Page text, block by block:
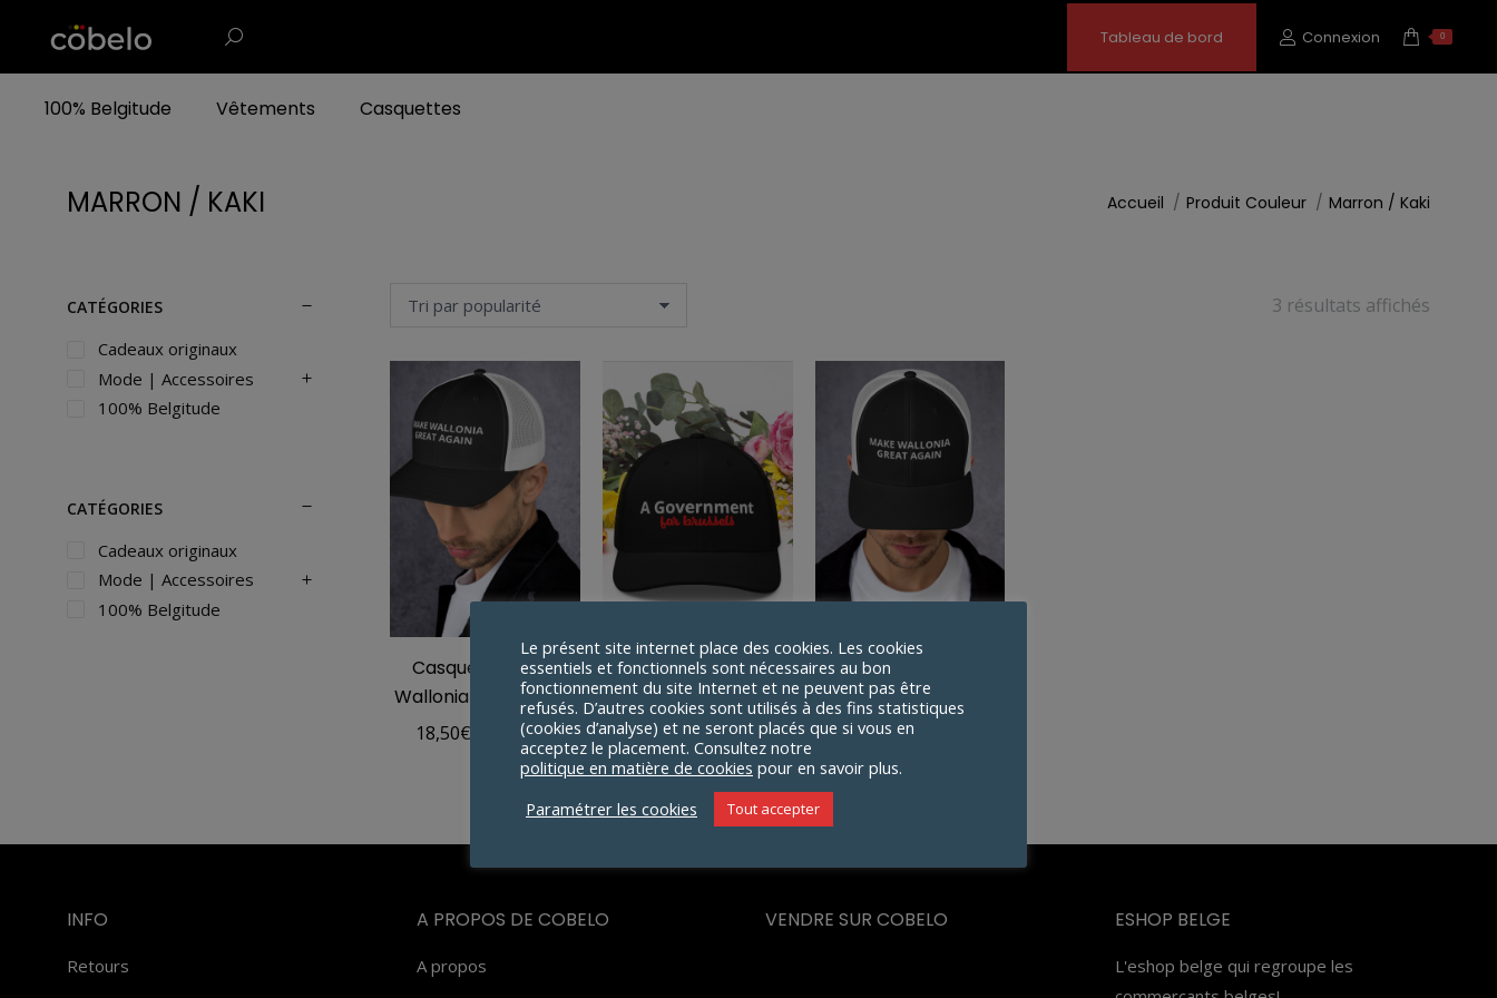
Tableau de bord Connexion 0
100% Belgitude Vêtements Casquettes
MARRON / KAKI Vous êtes ici :
Accueil Produit Couleur Marron / Kaki
3 résultats affichés
Casquette Make
Wallonia great again
18,50€ 30,50€Plage
de
18,50€
Casquette A
Government for
Brussels
15,50€
Casquette Make
Wallonia Great again
19,00
CATÉGORIES
Cadeaux originaux
Mode | Accessoires
100% Belgitude
CATÉGORIES
Cadeaux originaux
Mode | Accessoires
100% Belgitude
INFO
Retours
A PROPOS DE COBELO
A propos
VENDRE SUR COBELO ESHOP BELGE
L'eshop belge qui regroupe les
Le présent site internet place des cookies. Les cookies
essentiels et fonctionnels sont nécessaires au bon
fonctionnement du site Internet et ne peuvent pas être
refusés. D’autres cookies sont utilisés à des fins statistiques
(cookies d’analyse) et ne seront placés que si vous en
acceptez le placement. Consultez notre
politique en matière de cookies pour en savoir plus.
Paramétrer les cookies
Tout accepter